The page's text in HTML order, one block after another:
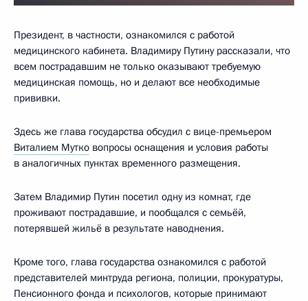
Президент, в частности, ознакомился с работой
медицинского кабинета. Владимиру Путину рассказали, что
всем пострадавшим не только оказывают требуемую
медицинская помощь, но и делают все необходимые
прививки.
Здесь же глава государства обсудил с вице-премьером
Виталием Мутко вопросы оснащения и условия работы
в аналогичных пунктах временного размещения.
Затем Владимир Путин посетил одну из комнат, где
проживают пострадавшие, и пообщался с семьёй,
потерявшей жильё в результате наводнения.
Кроме того, глава государства ознакомился с работой
представителей минтруда региона, полиции, прокуратуры,
Пенсионного фонда и психологов, которые принимают